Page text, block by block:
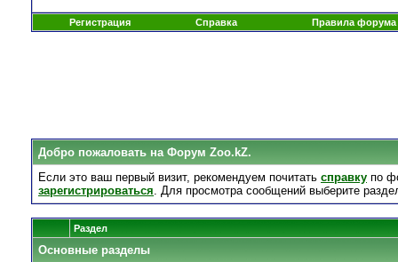
Регистрация Справка Правила форума
Добро пожаловать на Форум Zoo.kZ.
Если это ваш первый визит, рекомендуем почитать справку по
зарегистрироваться. Для просмотра сообщений выберите
Раздел
Основные разделы